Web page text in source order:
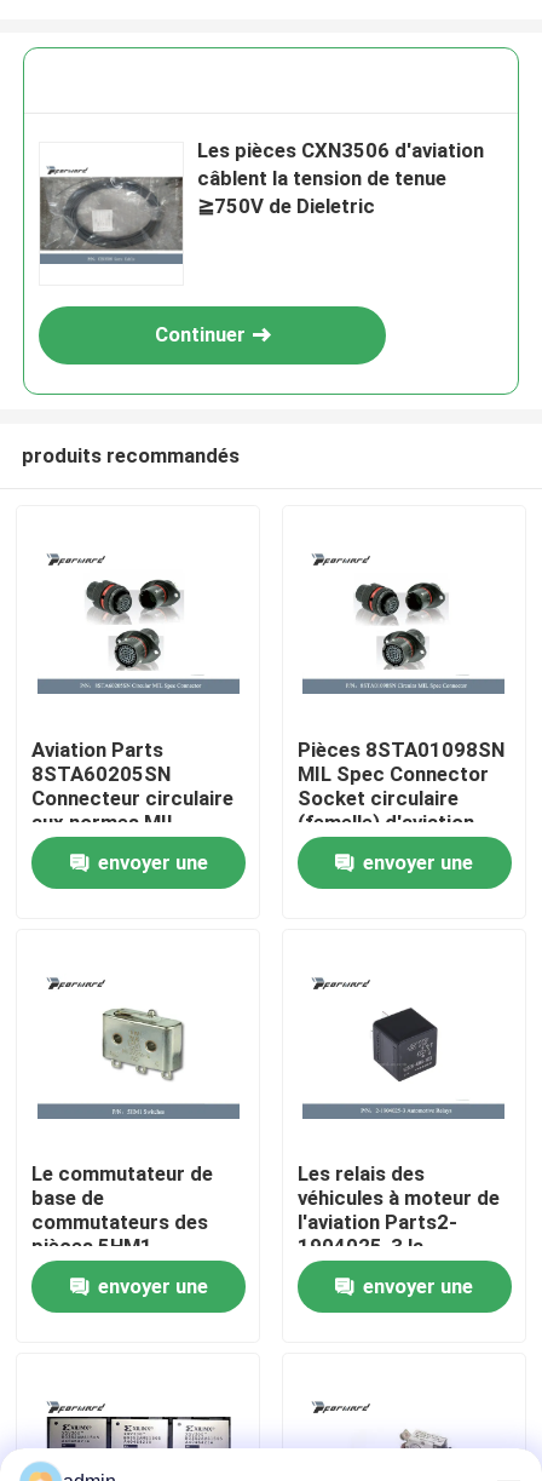
À la maison
Produits
À propos de nous
Visite de l'usine
Contrôle de la qualité
Nous contacter
Nouvelles
Pièces d'aviation
Les pièces CXN3506 d'aviation
câblent la tension de tenue
≧750V de Dieletric
Continuer
produits recommandés
Aviation Parts
8STA60205SN
Connecteur circulaire
aux normes MIL
(femelle)
envoyer une
Pièces 8STA01098SN
MIL Spec Connector
Socket circulaire
(femelle) d'aviation
envoyer une
Le commutateur de
base de
commutateurs des
pièces 5HM1
d'aviation
fonctionnent DESSUS
- (), - (DESSUS)
envoyer une
Les relais des
véhicules à moteur de
l'aviation Parts2-
1904025-3 la
résistance de bobine
255 ohmsenvoyer une